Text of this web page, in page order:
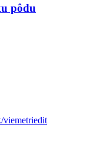
pôdu
viemetriedit